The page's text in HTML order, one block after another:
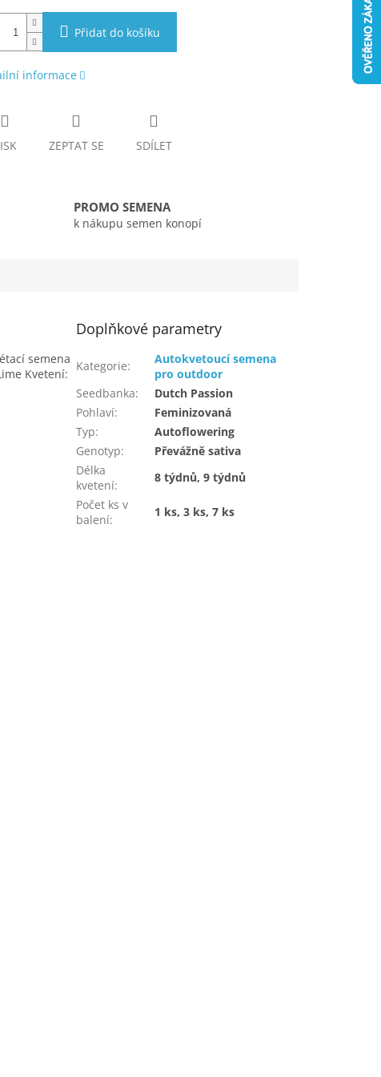
Přidat do košíku
informace
ZEPTAT SE SDÍLET
PROMO SEMENA
k nákupu semen konopí
semena
Kvetení:
Doplňkové parametry
Kategorie:
Autokvetoucí semena
pro outdoor
Seedbanka:
Dutch Passion
Pohlaví:
Feminizovaná
Typ:
Autoflowering
Genotyp:
Převážně sativa
Délka
kvetení:
8 týdnů, 9 týdnů
Počet ks v
balení:
1 ks, 3 ks, 7 ks